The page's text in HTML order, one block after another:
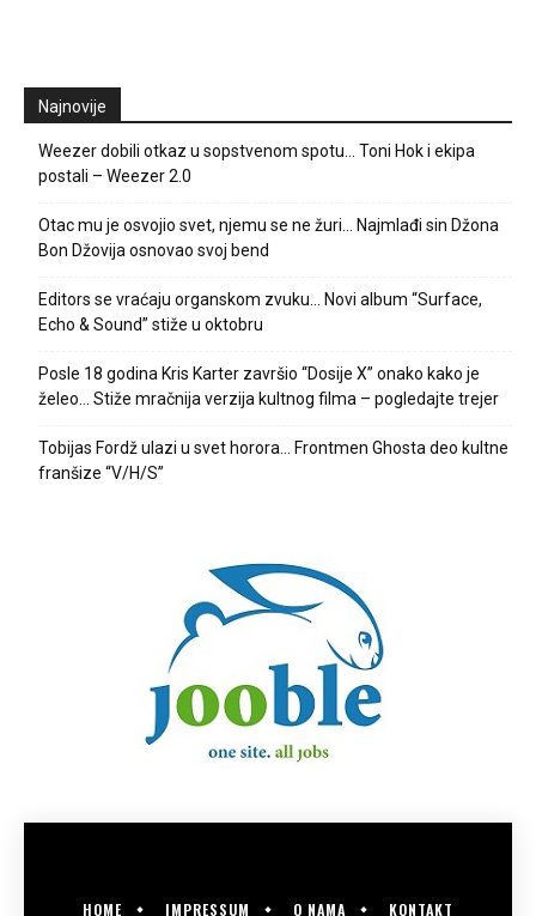
Najnovije
Weezer dobili otkaz u sopstvenom spotu… Toni Hok i ekipa
postali – Weezer 2.0
Otac mu je osvojio svet, njemu se ne žuri… Najmlađi sin Džona
Bon Džovija osnovao svoj bend
Editors se vraćaju organskom zvuku… Novi album “Surface,
Echo & Sound” stiže u oktobru
Posle 18 godina Kris Karter završio “Dosije X” onako kako je
želeo… Stiže mračnija verzija kultnog filma – pogledajte trejer
Tobijas Fordž ulazi u svet horora… Frontmen Ghosta deo kultne
franšize “V/H/S”
HOME IMPRESSUM O NAMA KONTAKT